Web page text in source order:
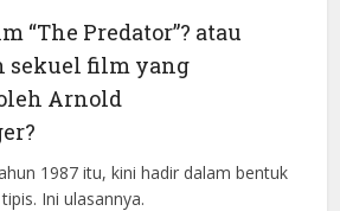
“The Predator”? atau
sekuel film yang
Arnold
1987 itu, kini hadir dalam bentuk
Ini ulasannya.